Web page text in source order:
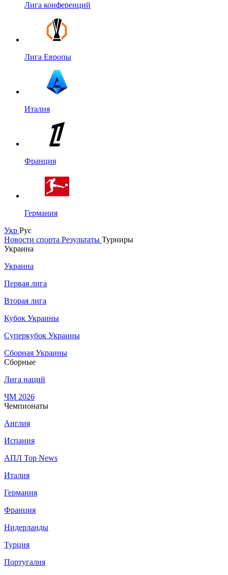
Лига конференций
Лига Европы
Италия
Франция
Германия
Укр Рус
Новости спорта Результаты Турниры
Украина
Украина
Первая лига
Вторая лига
Кубок Украины
Суперкубок Украины
Сборная Украины
Сборные
Лига наций
ЧМ 2026
Чемпионаты
Англия
Испания
АПЛ Top News
Италия
Германия
Франция
Нидерланды
Турция
Португалия